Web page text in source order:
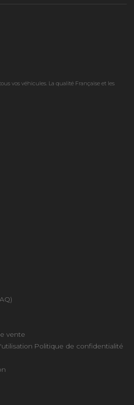
vos véhicules. La qualité Française et les
vente
Politique de confidentialité